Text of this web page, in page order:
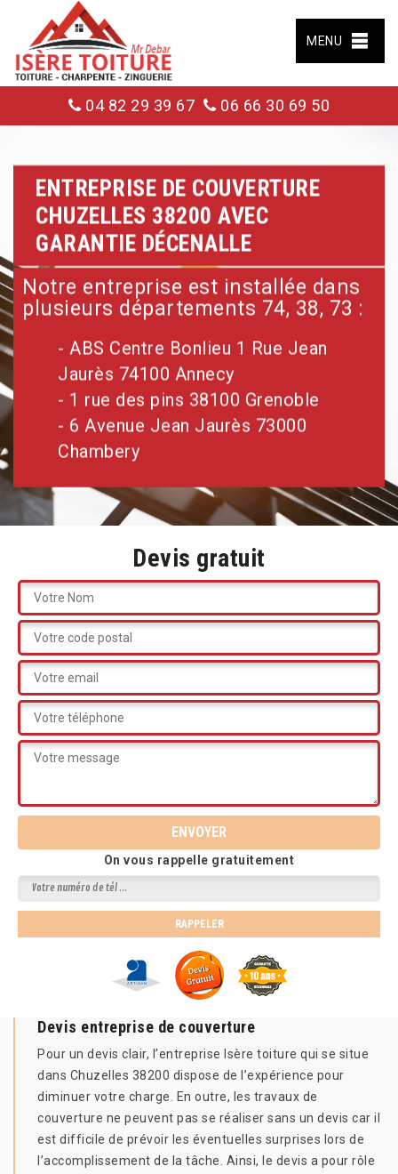
MENU
04 82 29 39 67 06 66 30 69 50
ENTREPRISE DE COUVERTURE
CHUZELLES 38200 AVEC
GARANTIE DÉCENALLE
Notre entreprise est installée dans
plusieurs départements 74, 38, 73 :
- ABS Centre Bonlieu 1 Rue Jean
Jaurès 74100 Annecy
- 1 rue des pins 38100 Grenoble
- 6 Avenue Jean Jaurès 73000
Chambery
Devis gratuit
On vous rappelle gratuitement
Devis entreprise de couverture
Pour un devis clair, l’entreprise Isère toiture qui se situe
dans Chuzelles 38200 dispose de l’expérience pour
diminuer votre charge. En outre, les travaux de
couverture ne peuvent pas se réaliser sans un devis car il
est difficile de prévoir les éventuelles surprises lors de
l’accomplissement de la tâche. Ainsi, le devis a pour rôle